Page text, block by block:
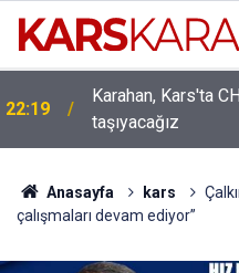
22:19
Karahan, Kars'ta
taşıyacağız
Anasayfa kars
çalışmaları devam ediyor”